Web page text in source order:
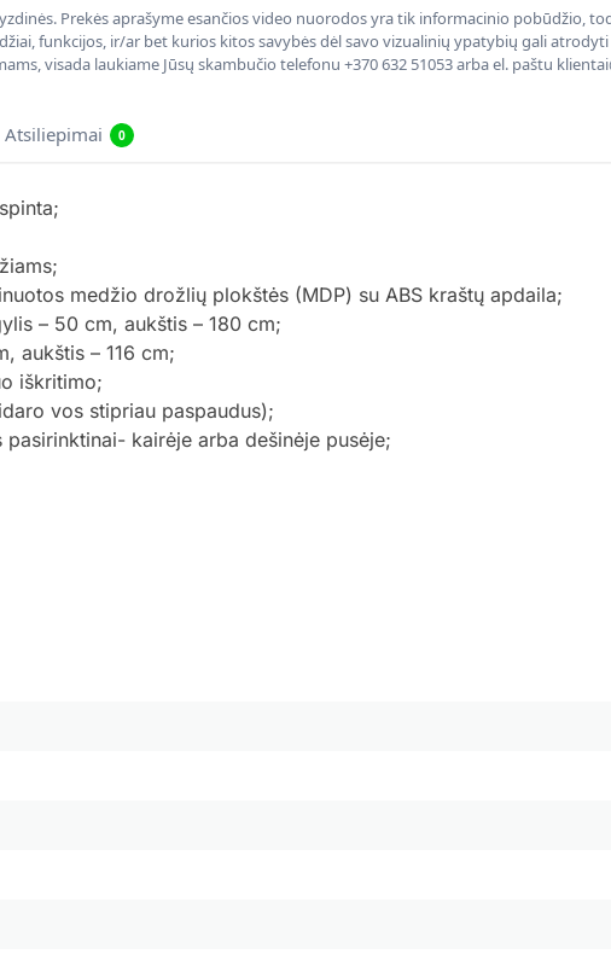
Prekės aprašyme esančios video nuorodos yra tik informacinio pobūdžio,
funkcijos, ir/ar bet kurios kitos savybės dėl savo vizualinių ypatybių gali
visada laukiame Jūsų skambučio telefonu +370 632 51053 arba el. paštu
Atsiliepimai 0
medžio drožlių plokštės (MDP) su ABS kraštų apdaila;
– 50 cm, aukštis – 180 cm;
aukštis – 116 cm;
iškritimo;
vos stipriau paspaudus);
kairėje arba dešinėje pusėje;